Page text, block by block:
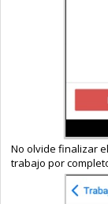
No olvide finalizar
trabajo por